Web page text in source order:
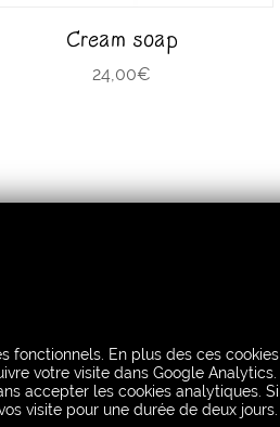
Cream soap
24,00€
fonctionnels. En plus des ces cookies
votre visite dans Google Analytics.
accepter les cookies analytiques. Si
visite pour une durée de deux jours.